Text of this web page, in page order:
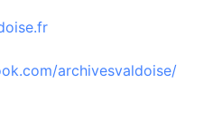
archivesvaldoise/